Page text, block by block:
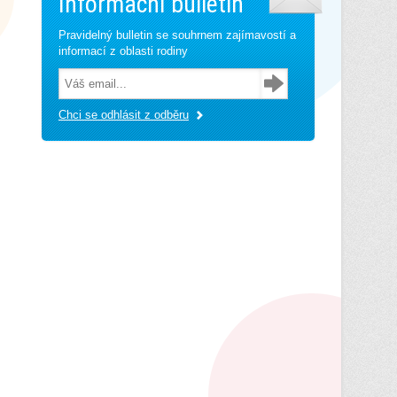
Pravidelný bulletin se souhrnem zajímavostí a
informací z oblasti rodiny
Chci se odhlásit z odběru